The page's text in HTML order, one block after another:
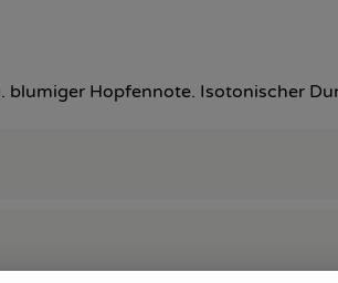
Hopfennote. Isotonischer